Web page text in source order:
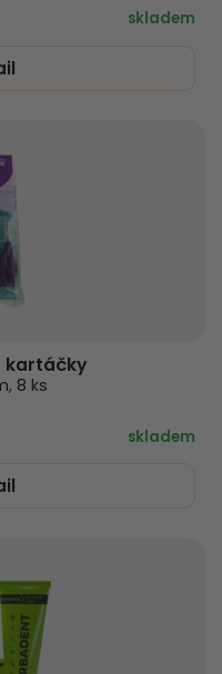
skladem
kartáčky
8 ks
skladem